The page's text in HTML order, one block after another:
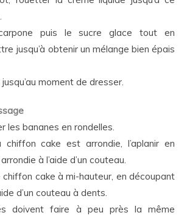
puis le sucre glace tout en
jusqu’à obtenir un mélange bien épais
moment de dresser.
les bananes en rondelles.
cake est arrondie, l’aplanir en
à l’aide d’un couteau.
chiffon cake à mi-hauteur, en découpant
d’un couteau à dents.
doivent faire à peu près la même